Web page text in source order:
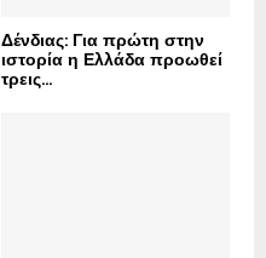
Δένδιας: Για πρώτη στην
ιστορία η Ελλάδα προωθεί
τρεις...